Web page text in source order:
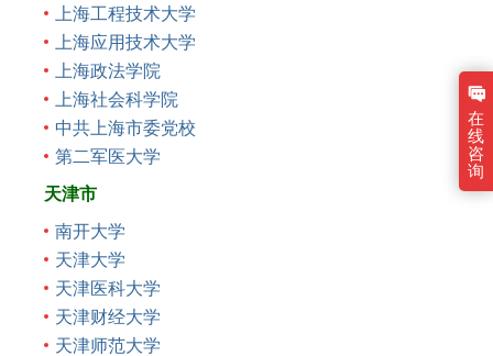
上海工程技术大学
上海应用技术大学
上海政法学院
上海社会科学院
中共上海市委党校
第二军医大学
天津市
南开大学
天津大学
天津医科大学
天津财经大学
天津师范大学
在
线
咨
询